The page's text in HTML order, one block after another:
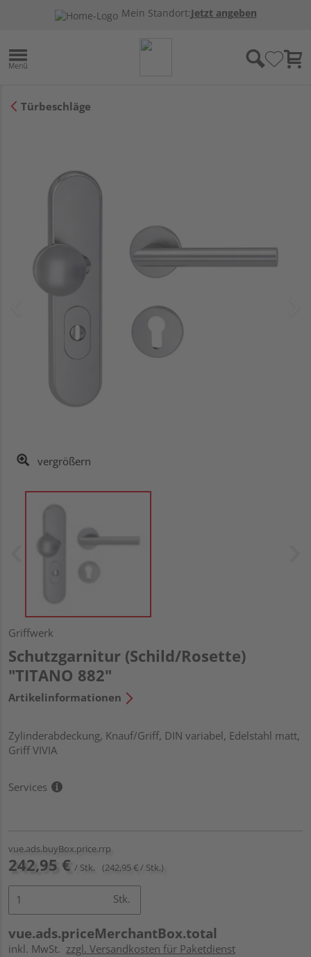
Mein Standort:Jetzt angeben
Türbeschläge
vergrößern
Griffwerk
Schutzgarnitur (Schild/Rosette)
"TITANO 882"
Artikelinformationen
Zylinderabdeckung, Knauf/Griff, DIN variabel, Edelstahl matt,
Griff VIVIA
Services
vue.ads.buyBox.price.rrp
242,95 € / Stk. (242,95 € / Stk.)
Stk.
vue.ads.priceMerchantBox.total
inkl. MwSt. zzgl. Versandkosten für Paketdienst